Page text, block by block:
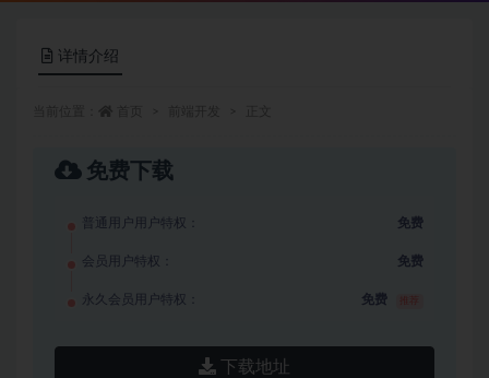
详情介绍
免费下载
普通用户用户特权： 免费
会员用户特权： 免费
永久会员用户特权： 免费
下载地址